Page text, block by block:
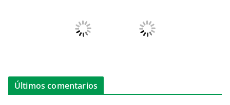
Últimos comentarios